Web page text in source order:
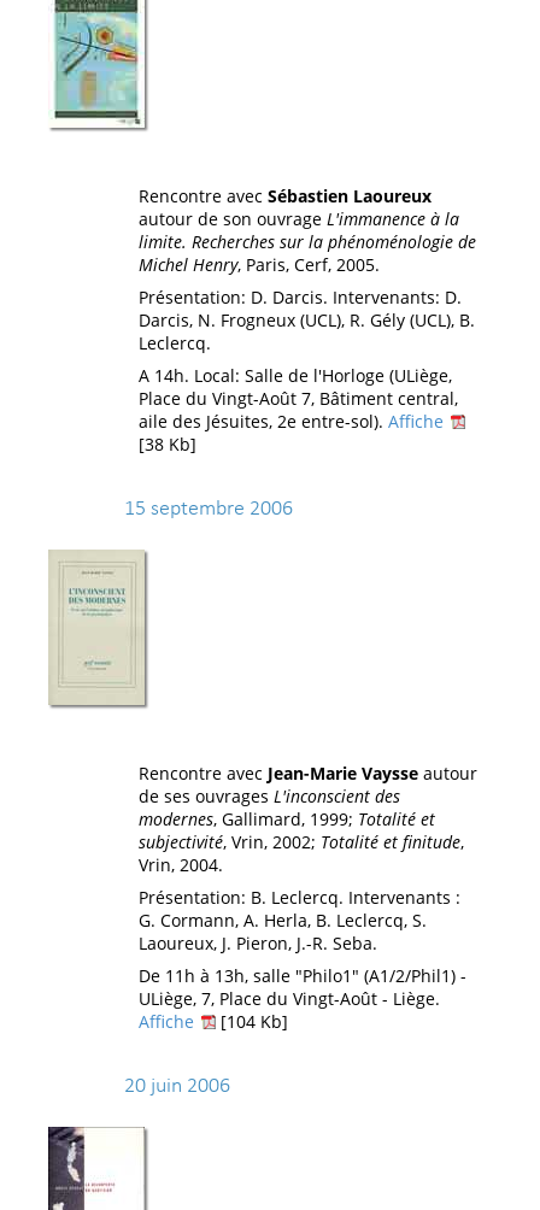
Rencontre avec Sébastien Laoureux
autour de son ouvrage L'immanence à la
limite. Recherches sur la phénoménologie de
Michel Henry, Paris, Cerf, 2005.
Présentation: D. Darcis. Intervenants: D.
Darcis, N. Frogneux (UCL), R. Gély (UCL), B.
Leclercq.
A 14h. Local: Salle de l'Horloge (ULiège,
Place du Vingt-Août 7, Bâtiment central,
aile des Jésuites, 2e entre-sol). Affiche
[38 Kb]
15 septembre 2006
Rencontre avec Jean-Marie Vaysse autour
de ses ouvrages L'inconscient des
modernes, Gallimard, 1999; Totalité et
subjectivité, Vrin, 2002; Totalité et finitude,
Vrin, 2004.
Présentation: B. Leclercq. Intervenants :
G. Cormann, A. Herla, B. Leclercq, S.
Laoureux, J. Pieron, J.-R. Seba.
De 11h à 13h, salle "Philo1" (A1/2/Phil1) -
ULiège, 7, Place du Vingt-Août - Liège.
Affiche
[104 Kb]
20 juin 2006